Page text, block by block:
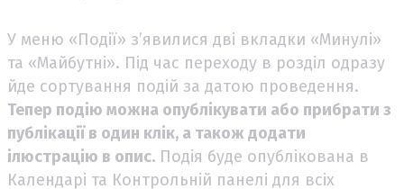
У меню «Події» з’явилися дві вкладки «Минулі»
та «Майбутні». Під час переходу в розділ одразу
йде сортування подій за датою проведення.
Тепер подію можна опублікувати або прибрати з
публікації в один клік, а також додати
ілюстрацію в опис. Подія буде опублікована в
Календарі та Контрольній панелі для всіх